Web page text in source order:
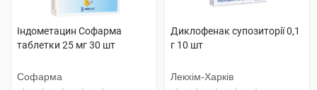
Індометацин Софарма
таблетки 25 мг 30 шт
Софарма
Диклофенак супозиторії 0,1
г 10 шт
Лекхім-Харків